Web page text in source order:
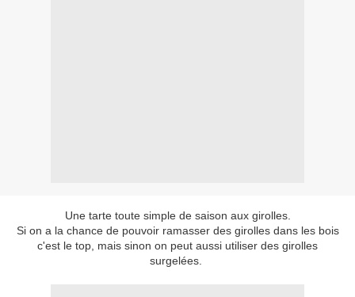
Une tarte toute simple de saison aux girolles.
Si on a la chance de pouvoir ramasser des girolles dans les bois
c'est le top, mais sinon on peut aussi utiliser des girolles
surgelées.